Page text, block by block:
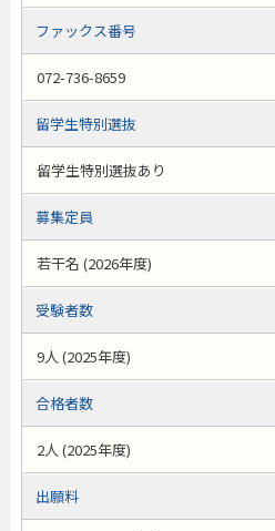
ファックス番号
072-736-8659
留学生特別選抜
留学生特別選抜あり
募集定員
若干名 (2026年度)
受験者数
9人 (2025年度)
合格者数
2人 (2025年度)
出願料